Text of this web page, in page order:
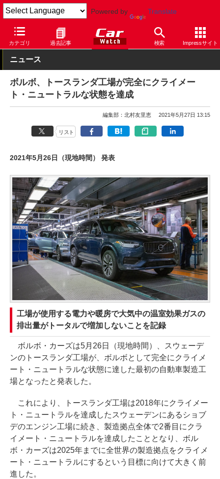
Powered by Translate
カテゴリ 過去記事 検索 Impressサイト
Car Watch 自動車 ボルボ その他
ニュース
ボルボ、トースランダ工場が完全にクライメー
ト・ニュートラルな状態を達成
編集部：北村友里恵 2021年5月27日 13:15
リスト
2021年5月26日（現地時間） 発表
工場が使用する電力や暖房で大気中の温室効果ガスの
排出量がトータルで増加しないことを記録
ボルボ・カーズは5月26日（現地時間）、スウェーデ
ンのトースランダ工場が、ボルボとして完全にクライメ
ート・ニュートラルな状態に達した最初の自動車製造工
場となったと発表した。
これにより、トースランダ工場は2018年にクライメー
ト・ニュートラルを達成したスウェーデンにあるショブ
デのエンジン工場に続き、製造拠点全体で2番目にクラ
イメート・ニュートラルを達成したこととなり、ボル
ボ・カーズは2025年までに全世界の製造拠点をクライメ
ート・ニュートラルにするという目標に向けて大きく前
進した。